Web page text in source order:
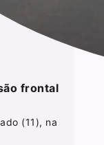
frontal
(11), na